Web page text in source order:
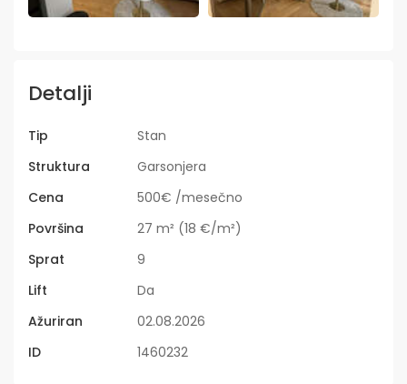
Detalji
Tip
Stan
Struktura
Garsonjera
Cena
500€ /mesečno
Površina
27 m² (18 €/m²)
Sprat
9
Lift
Da
Ažuriran
02.08.2026
ID
1460232